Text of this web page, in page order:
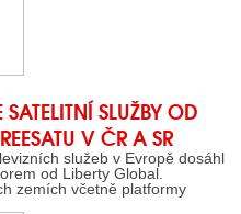
SLUŽBY OD
V ČR A SR
služeb v Evropě dosáhl
od Liberty Global.
zemích včetně platformy